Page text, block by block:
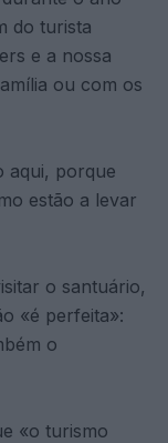
do turista
e a nossa
ou com os
aqui, porque
estão a levar
o santuário,
«é perfeita»:
o
«o turismo